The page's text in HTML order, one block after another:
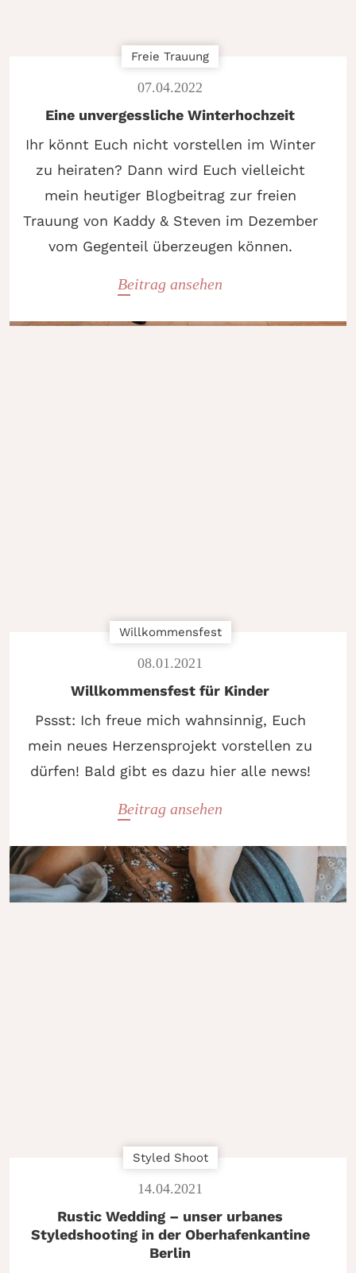
Freie Trauung
07.04.2022
Eine unvergessliche Winterhochzeit
Ihr könnt Euch nicht vorstellen im Winter
zu heiraten? Dann wird Euch vielleicht
mein heutiger Blogbeitrag zur freien
Trauung von Kaddy & Steven im Dezember
vom Gegenteil überzeugen können.
Beitrag ansehen
Willkommensfest
08.01.2021
Willkommensfest für Kinder
Pssst: Ich freue mich wahnsinnig, Euch
mein neues Herzensprojekt vorstellen zu
dürfen! Bald gibt es dazu hier alle news!
Beitrag ansehen
Styled Shoot
14.04.2021
Rustic Wedding – unser urbanes
Styledshooting in der Oberhafenkantine
Berlin